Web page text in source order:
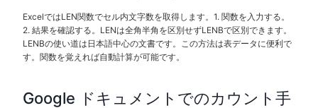
ExcelではLEN関数でセル内文字数を取得します。1. 関数を入力する。
2. 結果を確認する。LENは全角半角を区別せずLENBで区別できます。
LENBの使い道は日本語中心の文書です。この方法は表データに便利で
す。関数を覚えれば自動計算が可能です。
Google ドキュメントでのカウント手